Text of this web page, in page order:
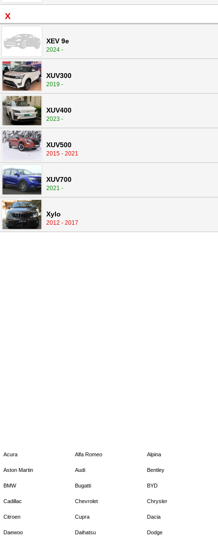
X
XEV 9e
2024 -
XUV300
2019 -
XUV400
2023 -
XUV500
2015 - 2021
XUV700
2021 -
Xylo
2012 - 2017
Acura Alfa Romeo Alpina
Aston Martin Audi Bentley
BMW Bugatti BYD
Cadillac Chevrolet Chrysler
Citroen Cupra Dacia
Daewoo Daihatsu Dodge